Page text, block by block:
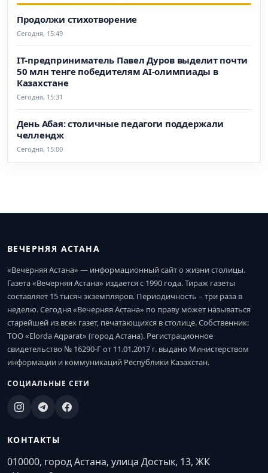
Продолжи стихотворение
Сегодня, 15:49
IT-предприниматель Павел Дуров выделит почти
50 млн тенге победителям AI-олимпиады в
Казахстане
Сегодня, 15:31
День Абая: столичные педагоги поддержали
челлендж
Сегодня, 15:00
ВЕЧЕРНЯЯ АСТАНА
«Вечерняя Астана» — информационный сайт о жизни столицы.
Газета «Вечерняя Астана» издается с 1990 года. Тираж газеты
составляет 15 тысяч экземпляров. Периодичность – три раза в
неделю. Сегодня «Вечерняя Астана» по праву может называться
старейшей из всех газет, печатающихся в столице. Собственник:
ТОО «Elorda Aqparat» (город Астана). Регистрационное
свидетельство № 16290-Г от 11.01.2017 г. выдано Министерством
информации и коммуникаций Республики Казахстан.
СОЦИАЛЬНЫЕ СЕТИ
КОНТАКТЫ
010000, город Астана, улица Достык, 13, ЖК